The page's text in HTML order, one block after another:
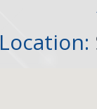
Location: